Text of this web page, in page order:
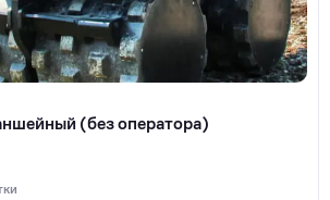
(без оператора)